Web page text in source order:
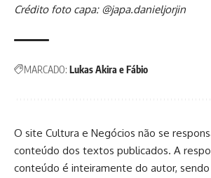
Crédito foto capa: @japa.danieljorjin
MARCADO: Lukas Akira e Fábio
O site Cultura e Negócios não se
conteúdo dos textos publicados. A
conteúdo é inteiramente do autor,